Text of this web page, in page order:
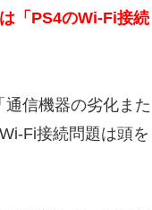
「PS4のWi-Fi接続
信機器の劣化また
Fi接続問題は頭を